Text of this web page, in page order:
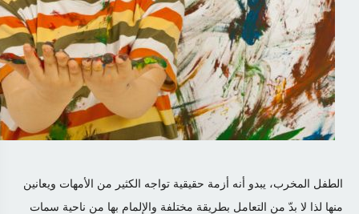
الطفل المخرب، يبدو أنه أزمة حقيقية تواجه الكثير من الأمهات ويعانين
منها لذا لا بدّ من التعامل بطريقة مختلفة والإلمام بها من ناحية سمات